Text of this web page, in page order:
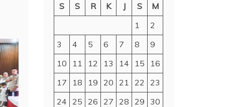
S
S R K J S
M
1
2
3
4 5 6 7 8
9
10
11 12 13 14 15
16
17
18 19 20 21 22
23
24
25 26 27 28 29
30